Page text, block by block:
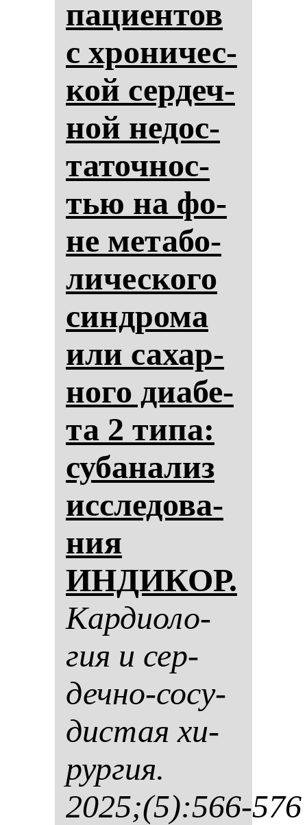
па­ци­ен­тов
с хро­ни­чес­
кой сер­деч­
ной не­дос­
та­точ­нос­
тью на фо­
не ме­та­бо­
ли­чес­ко­го
син­дро­ма
или са­хар­
но­го ди­абе­
та 2 ти­па:
су­ба­на­лиз
ис­сле­до­ва­
ния
ИНДИКОР.
Кар­ди­оло­
гия и сер­
деч­но-со­су­
дис­тая хи­
рур­гия.
2025;(5):566-576